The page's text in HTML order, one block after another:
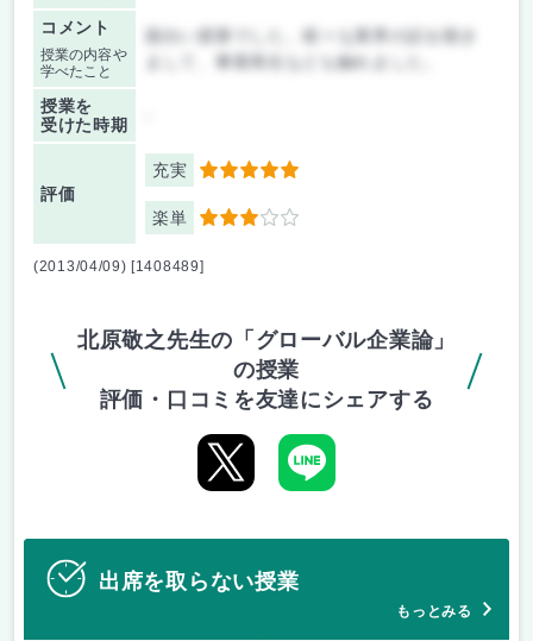
コメント
授業の内容や
学べたこと
まして、事業再生なども触れました。
授業を
受けた時期
評価
充実 5
楽単 3
(2013/04/09) [1408489]
北原敬之先生の「グローバル企業論」
の授業
評価・口コミを友達にシェアする
出席を取らない授業
もっとみる